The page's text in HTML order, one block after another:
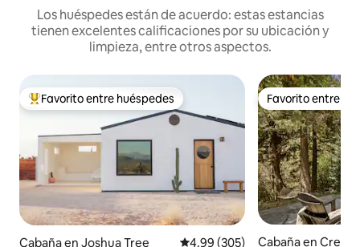
Los huéspedes están de acuerdo: estas estancias
tienen excelentes calificaciones por su ubicación y
limpieza, entre otros aspectos.
De los mejores en Favorito entre huéspedes
Favorito entre huéspedes
Cabaña en Joshua Tree Calificación promedio: 4.99 de
4.99 (305)
Favorito entre
Favorito entre
Cabaña en